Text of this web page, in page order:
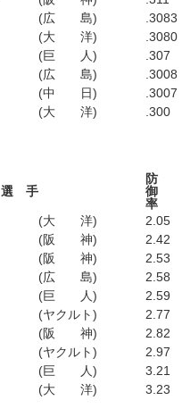
(広 島) .3083
(大 洋) .3080
(巨 人) .307
(広 島) .3008
(中 日) .3007
(大 洋) .300
選 手
防
御
率
(大 洋) 2.05
(阪 神) 2.42
(阪 神) 2.53
(広 島) 2.58
(巨 人) 2.59
(ヤクルト) 2.77
(阪 神) 2.82
(ヤクルト) 2.97
(巨 人) 3.21
(大 洋) 3.23